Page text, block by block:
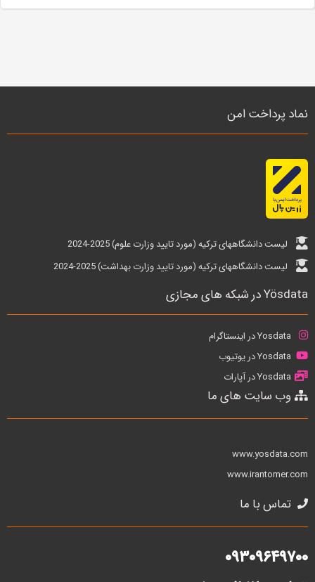
نماد پرداخت امن
لیست دانشگاههای ترکیه (مورد تایید وزارت علوم) 2025-2024
لیست دانشگاههای ترکیه (مورد تایید وزارت بهداشت) 2025-2024
Yösdata در شبکه های مجازی
Yosdata در اینستاگرام
Yosdata در یوتیوب
Yosdata در آپارات
وب سایت های ما
www.yosdata.com
www.irantomer.com
تماس با ما
۰۹۳۰۹۶۴۹۷۰۰